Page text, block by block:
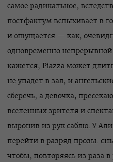
самое радикальное,
постфактум вспыхивает в
и ощущается — как,
одновременно
кажется, Piazza может
не упадет в зал, и
сберечь, а девочка,
вселенных зрителя и
выронив из рук саблю. У
перейти в разряд прозы:
чтобы, повторяясь из раза